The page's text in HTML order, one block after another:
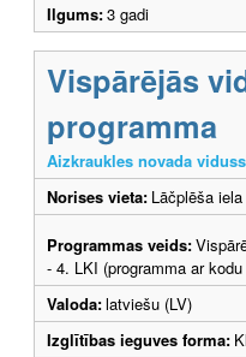
Ilgums:3 gadi
Vispārējās
programma
Aizkraukles novada
Norises vieta: Lāčplēša iela
Programmas veids:
- 4. LKI (programma ar
Valoda:latviešu (LV)
Izglītības ieguves forma: